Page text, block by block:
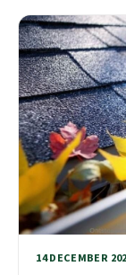
14 DECEMBER